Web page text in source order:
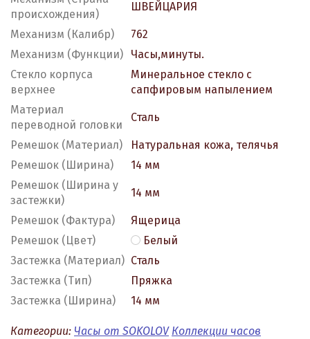
происхождения)
ШВЕЙЦАРИЯ
Механизм (Калибр)
762
Механизм (Функции)
Часы,минуты.
Стекло корпуса
верхнее
Минеральное стекло с
сапфировым напылением
Материал
переводной головки
Сталь
Ремешок (Материал)
Натуральная кожа, телячья
Ремешок (Ширина)
14 мм
Ремешок (Ширина у
застежки)
14 мм
Ремешок (Фактура)
Ящерица
Ремешок (Цвет)
Белый
Застежка (Материал) Сталь
Застежка (Тип)
Пряжка
Застежка (Ширина)
14 мм
Категории: Часы от SOKOLOV Коллекции часов